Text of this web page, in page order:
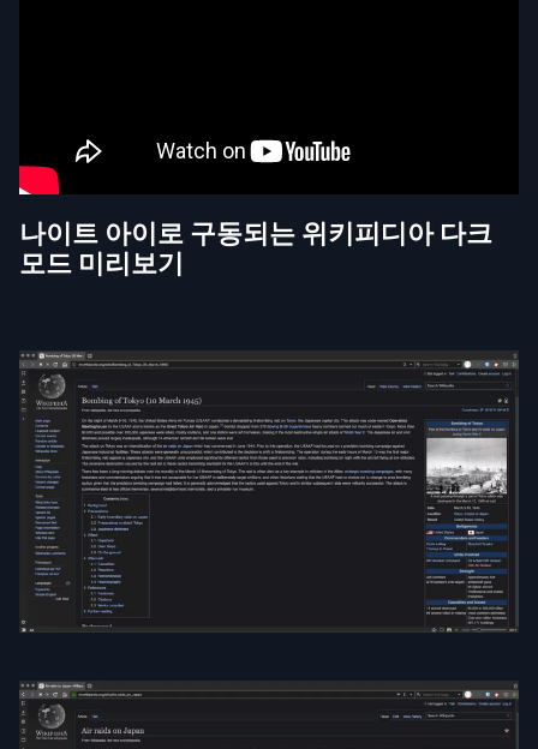
나이트 아이로 구동되는 위키피디아 다크
모드 미리보기